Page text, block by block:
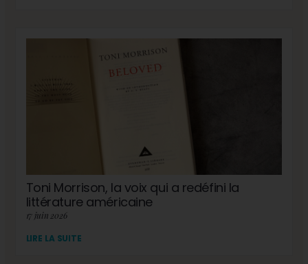
Toni Morrison, la voix qui a redéfini la
littérature américaine
17 juin 2026
LIRE LA SUITE